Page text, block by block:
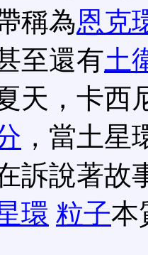
稱為恩克
至還有土
天，卡西
，當土
訴說著故
環 粒子本